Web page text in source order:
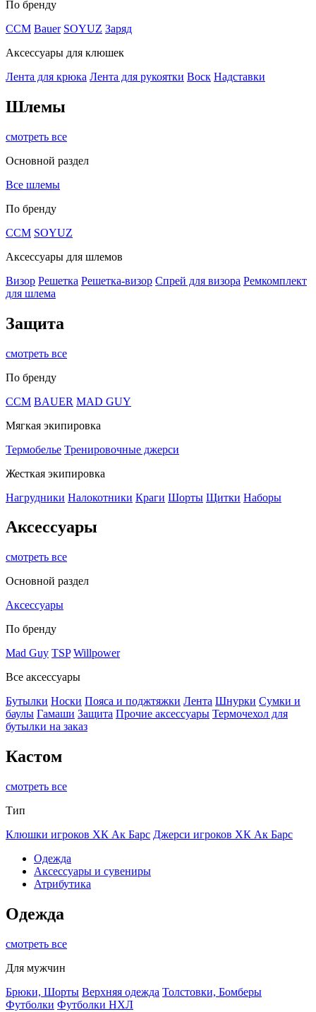
По бренду
CCM Bauer SOYUZ Заряд
Аксессуары для клюшек
Лента для крюка Лента для рукоятки Воск Надставки
Шлемы
смотреть все
Основной раздел
Все шлемы
По бренду
CCM SOYUZ
Аксессуары для шлемов
Визор Решетка Решетка-визор Спрей для визора Ремкомплект
для шлема
Защита
смотреть все
По бренду
CCM BAUER MAD GUY
Мягкая экипировка
Термобелье Тренировочные джерси
Жесткая экипировка
Нагрудники Налокотники Краги Шорты Щитки Наборы
Аксессуары
смотреть все
Основной раздел
Аксессуары
По бренду
Mad Guy TSP Willpower
Все аксессуары
Бутылки Носки Пояса и поджтяжки Лента Шнурки Сумки и
баулы Гамаши Защита Прочие аксессуары Термочехол для
бутылки на заказ
Кастом
смотреть все
Тип
Клюшки игроков ХК Ак Барс Джерси игроков ХК Ак Барс
Одежда
Аксессуары и сувениры
Атрибутика
Одежда
смотреть все
Для мужчин
Брюки, Шорты Верхняя одежда Толстовки, Бомберы
Футболки Футболки НХЛ